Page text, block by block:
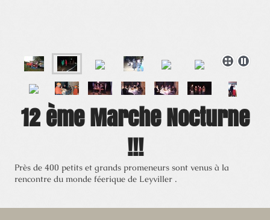
12 ème Marche Nocturne
!!!
Près de 400 petits et grands promeneurs sont venus à la
rencontre du monde féerique de Leyviller .